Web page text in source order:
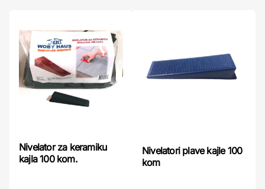
Nivelator za keramiku
kajla 100 kom.
Nivelatori plave kajle 100
kom